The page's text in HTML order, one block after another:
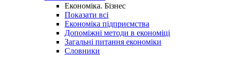
Економіка. Бізнес
Показати всі
Економіка підприємства
Допоміжні методи в економіці
Загальні питання економіки
Словники